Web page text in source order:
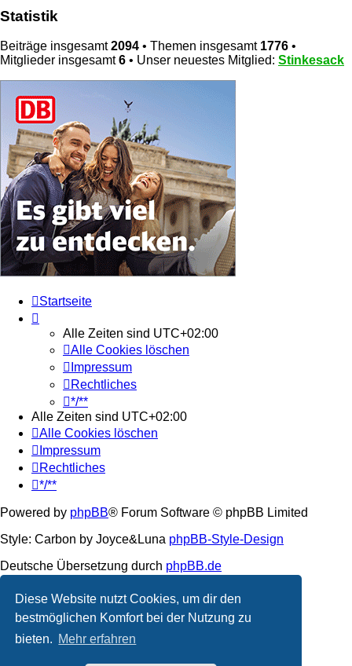
Diese Website nutzt Cookies, um dir den
bestmöglichen Komfort bei der Nutzung zu
bieten. Mehr erfahren
Statistik
Beiträge insgesamt2094 • Themen insgesamt 1776 •
Mitglieder insgesamt6 • Unser neuestes Mitglied: Stinkesack
Startseite
Alle Zeiten sind UTC+02:00
Alle Cookies löschen
Impressum
Rechtliches
*/**
Alle Zeiten sind UTC+02:00
Alle Cookies löschen
Impressum
Rechtliches
*/**
Powered by phpBB® Forum Software © phpBB Limited
Style: Carbon by Joyce&Luna phpBB-Style-Design
Deutsche Übersetzung durch phpBB.de
Datenschutz
Nutzungsbedingungen